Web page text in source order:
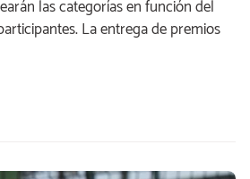
las categorías en función del
La entrega de premios